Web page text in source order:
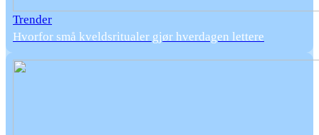
Trender
Hvorfor små kveldsritualer gjør hverdagen lettere